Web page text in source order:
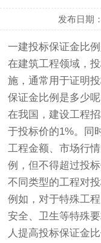
发布日期
一建投标保证金比
在建筑工程领域，
施，通常用于证明
保证金比例是多少呢
在我国，建设工程
于投标价的1%。同
工程金额、市场行
例，但不得超过投标
不同类型的工程对
例如，对于特殊工
安全、卫生等特殊
人提高投标保证金比